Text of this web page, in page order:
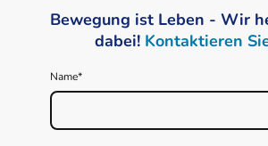
Bewegung ist Leben - Wir
dabei! Kontaktieren
Name*